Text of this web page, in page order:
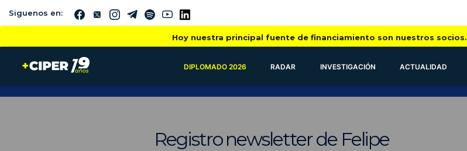
Siguenos en:
Hoy nuestra principal fuente de financiamiento son nuestros socios.
DIPLOMADO 2026 RADAR INVESTIGACIÓN ACTUALIDAD
Registro newsletter de Felipe